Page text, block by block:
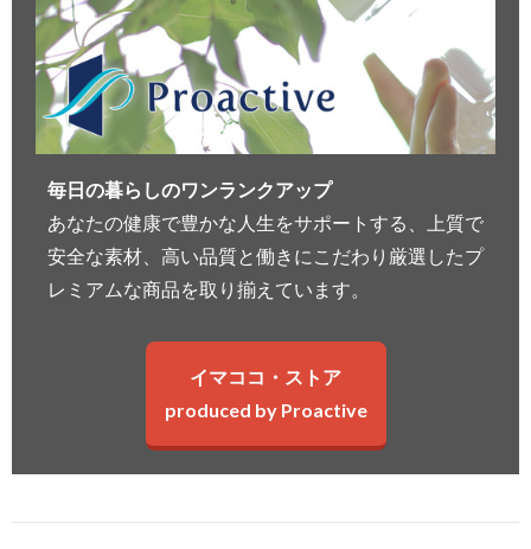
毎日の暮らしのワンランクアップ
あなたの健康で豊かな人生をサポートする、上質で
安全な素材、高い品質と働きにこだわり厳選したプ
レミアムな商品を取り揃えています。
イマココ・ストア
produced by Proactive